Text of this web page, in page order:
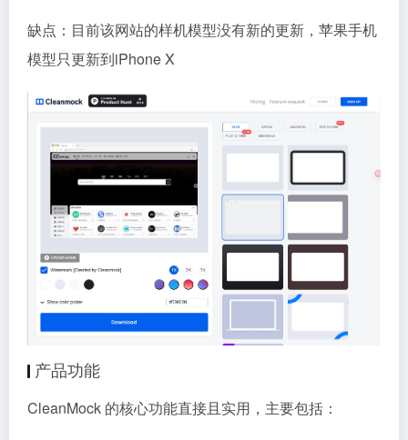
缺点：目前该网站的样机模型没有新的更新，苹果手机
模型只更新到iPhone X
产品功能
CleanMock 的核心功能直接且实用，主要包括：